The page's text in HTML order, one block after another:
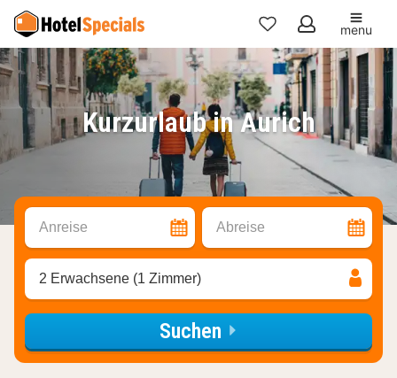
Meine
Favoriten
menu
Kurzurlaub in Aurich
Anreise Abreise
2 Erwachsene (1 Zimmer)
Suchen